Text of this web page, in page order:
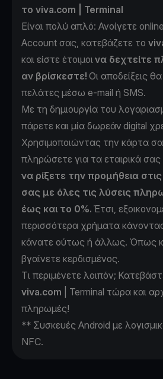
το viva.com | Terminal
Είναι πολύ απλό: Ανοίγετε
Account σας, κατεβάζετε το
και είστε έτοιμοινα δεχτείτε
αν βρίσκεστε! Οι αποδείξεις
πελάτες μέσω e-mail ή SMS.
Με τη δημιουργία του
πάρετε και μία δωρεάν digital
Χρησιμοποιώντας την κάρτα
πληρώσετε για τα εταιρικά σας
να ρίξετε την προμήθεια
σας με όλες τις λύσεις
έως και το 0%. Έτσι,
περισσότερα χρήματα
κάνατε ούτως ή άλλως. Όπως
βγαίνετε κερδισμένος.
Τι περιμένετε λοιπόν;
viva.com | Terminal τώρα και
πληρωμές!
** Συσκευές Android με
NFC.